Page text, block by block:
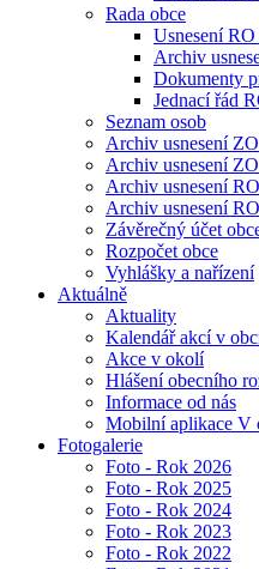
Rada obce
Usnesení
Archiv
Dokumenty
Jednací řád
Seznam osob
Archiv usnesení
Archiv usnesení
Archiv usnesení
Archiv usnesení
Závěrečný účet
Rozpočet obce
Vyhlášky a nařízení
Aktuálně
Aktuality
Kalendář akcí v
Akce v okolí
Hlášení obecního
Informace od nás
Mobilní aplikace V
Fotogalerie
Foto - Rok 2026
Foto - Rok 2025
Foto - Rok 2024
Foto - Rok 2023
Foto - Rok 2022